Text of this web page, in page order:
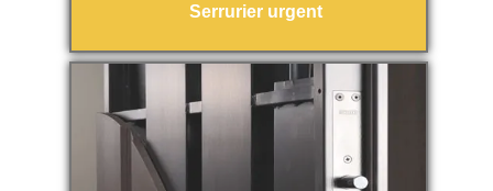
Serrurier urgent